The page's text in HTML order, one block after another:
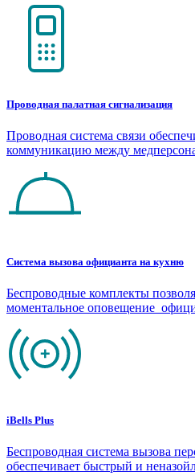
Проводная палатная сигнализация
Проводная система связи
коммуникацию между
Система вызова официанта на кухню
Беспроводные комплекты
моментальное оповещение
iBells Plus
Беспроводная система вызова
обеспечивает быстрый и